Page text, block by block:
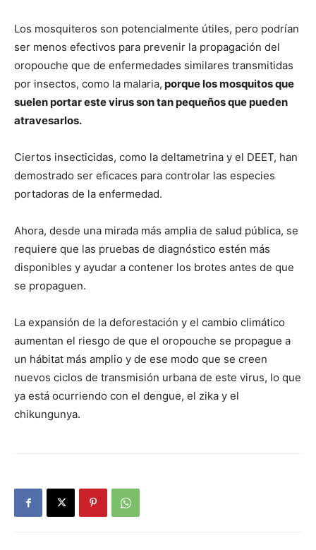
Los mosquiteros son potencialmente útiles, pero podrían
ser menos efectivos para prevenir la propagación del
oropouche que de enfermedades similares transmitidas
por insectos, como la malaria, porque los mosquitos que
suelen portar este virus son tan pequeños que pueden
atravesarlos.
Ciertos insecticidas, como la deltametrina y el DEET, han
demostrado ser eficaces para controlar las especies
portadoras de la enfermedad.
Ahora, desde una mirada más amplia de salud pública, se
requiere que las pruebas de diagnóstico estén más
disponibles y ayudar a contener los brotes antes de que
se propaguen.
La expansión de la deforestación y el cambio climático
aumentan el riesgo de que el oropouche se propague a
un hábitat más amplio y de ese modo que se creen
nuevos ciclos de transmisión urbana de este virus, lo que
ya está ocurriendo con el dengue, el zika y el
chikungunya.